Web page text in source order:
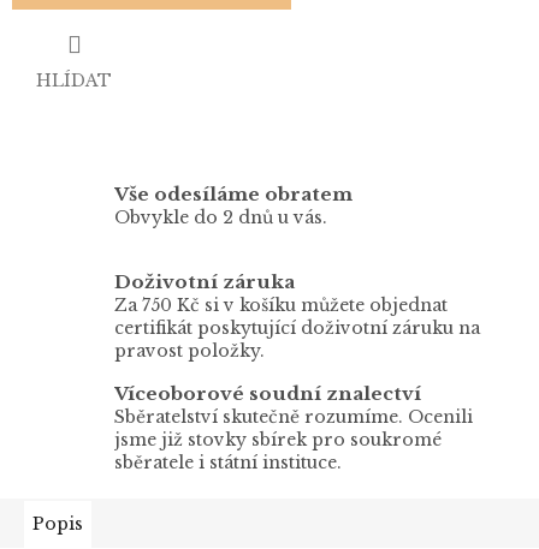
HLÍDAT
Vše odesíláme obratem
Obvykle do 2 dnů u vás.
Doživotní záruka
Za 750 Kč si v košíku můžete objednat
certifikát poskytující doživotní záruku na
pravost položky.
Víceoborové soudní znalectví
Sběratelství skutečně rozumíme. Ocenili
jsme již stovky sbírek pro soukromé
sběratele i státní instituce.
Popis